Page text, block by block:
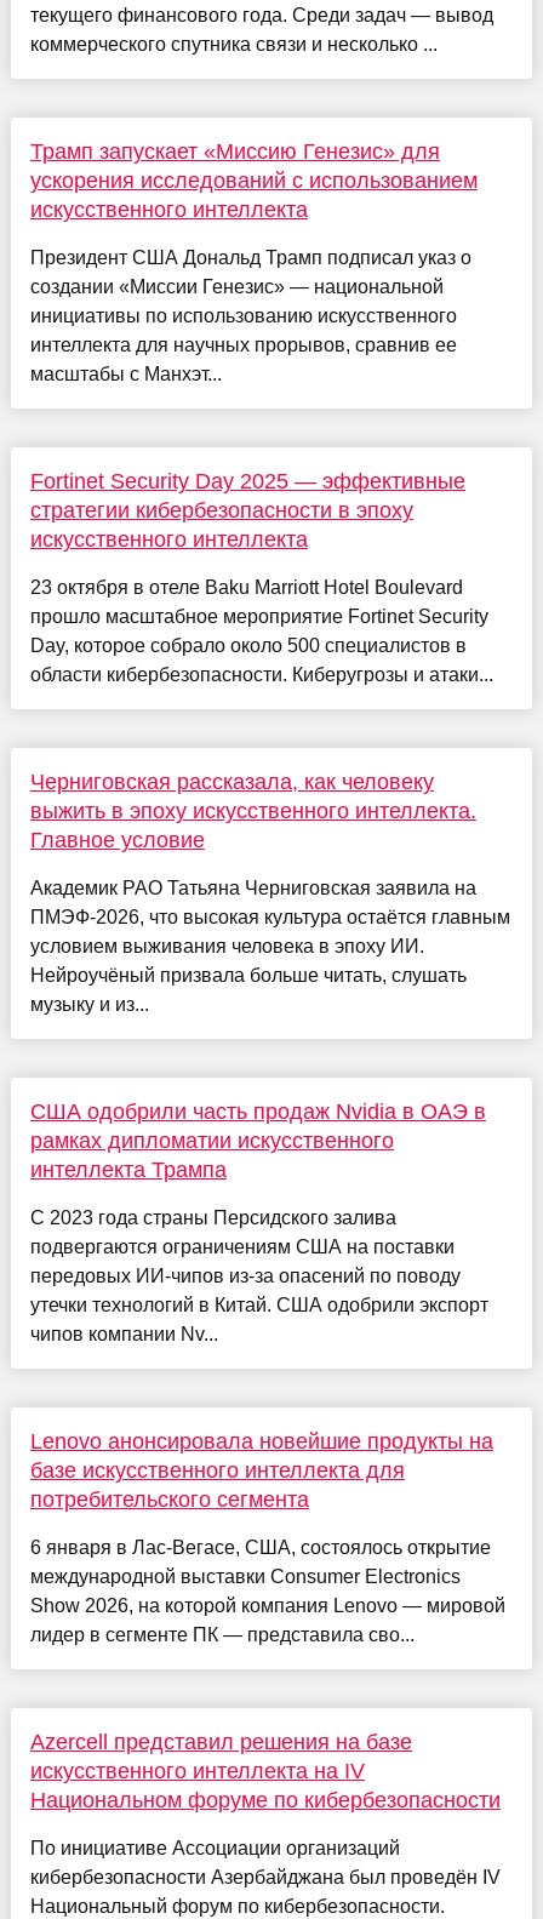
текущего финансового года. Среди задач — вывод
коммерческого спутника связи и несколько ...
Трамп запускает «Миссию Генезис» для
ускорения исследований с использованием
искусственного интеллекта
Президент США Дональд Трамп подписал указ о
создании «Миссии Генезис» — национальной
инициативы по использованию искусственного
интеллекта для научных прорывов, сравнив ее
масштабы с Манхэт...
Fortinet Security Day 2025 — эффективные
стратегии кибербезопасности в эпоху
искусственного интеллекта
23 октября в отеле Baku Marriott Hotel Boulevard
прошло масштабное мероприятие Fortinet Security
Day, которое собрало около 500 специалистов в
области кибербезопасности. Киберугрозы и атаки...
Черниговская рассказала, как человеку
выжить в эпоху искусственного интеллекта.
Главное условие
Академик РАО Татьяна Черниговская заявила на
ПМЭФ-2026, что высокая культура остаётся главным
условием выживания человека в эпоху ИИ.
Нейроучёный призвала больше читать, слушать
музыку и из...
США одобрили часть продаж Nvidia в ОАЭ в
рамках дипломатии искусственного
интеллекта Трампа
С 2023 года страны Персидского залива
подвергаются ограничениям США на поставки
передовых ИИ-чипов из-за опасений по поводу
утечки технологий в Китай. США одобрили экспорт
чипов компании Nv...
Lenovo анонсировала новейшие продукты на
базе искусственного интеллекта для
потребительского сегмента
6 января в Лас-Вегасе, США, состоялось открытие
международной выставки Consumer Electronics
Show 2026, на которой компания Lenovo — мировой
лидер в сегменте ПК — представила сво...
Azercell представил решения на базе
искусственного интеллекта на IV
Национальном форуме по кибербезопасности
По инициативе Ассоциации организаций
кибербезопасности Азербайджана был проведён IV
Национальный форум по кибербезопасности.